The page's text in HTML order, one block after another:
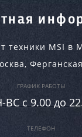
техники MSI в
,
ГРАФИК РАБОТЫ
ВC c 9.00 до
ТЕЛЕФОН